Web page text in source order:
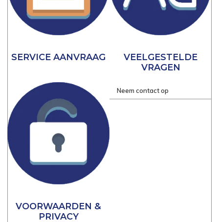
SERVICE AANVRAAG
VEELGESTELDE
VRAGEN
VOORWAARDEN &
PRIVACY
Neem contact op